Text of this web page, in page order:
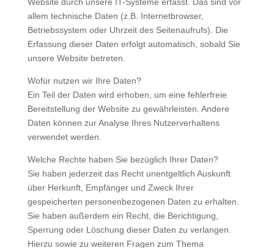
allem technische Daten (z.B. Internetbrowser,
Betriebssystem oder Uhrzeit des Seitenaufrufs). Die
Erfassung dieser Daten erfolgt automatisch, sobald Sie
unsere Website betreten.
Wofür nutzen wir Ihre Daten?
Ein Teil der Daten wird erhoben, um eine fehlerfreie
Bereitstellung der Website zu gewährleisten. Andere
Daten können zur Analyse Ihres Nutzerverhaltens
verwendet werden.
Welche Rechte haben Sie bezüglich Ihrer Daten?
Sie haben jederzeit das Recht unentgeltlich Auskunft
über Herkunft, Empfänger und Zweck Ihrer
gespeicherten personenbezogenen Daten zu erhalten.
Sie haben außerdem ein Recht, die Berichtigung,
Sperrung oder Löschung dieser Daten zu verlangen.
Hierzu sowie zu weiteren Fragen zum Thema